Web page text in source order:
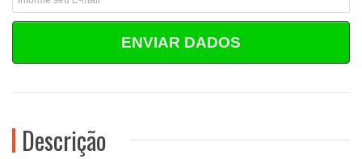
ENVIAR DADOS
Descrição